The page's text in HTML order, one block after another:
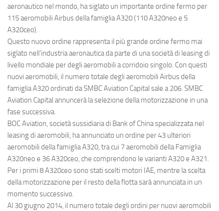
aeronautico nel mondo, ha siglato un importante ordine fermo per
115 aeromobili Airbus della famigliaA320(110A320neo e 5
A320ceo).
Questo nuovo ordine rappresenta il più grande ordine fermo mai
siglato nell’industria aeronautica da parte di una società di leasing di
livello mondiale per degli aeromobili a corridoio singolo. Con questi
nuovi aeromobili, il numero totale degli aeromobili Airbus della
famiglia A320 ordinati da SMBC Aviation Capital sale a 206. SMBC
Aviation Capital annuncerà la selezione della motorizzazione in una
fase successiva.
BOC Aviation, società sussidiaria di Bank of China specializzata nel
leasing di aeromobili, ha annunciato un ordine per 43 ulteriori
aeromobili della famiglia A320, tra cui 7 aeromobili della Famiglia
A320neo e 36 A320ceo, che comprendono le varianti A320e A321.
Per i primi 8 A320ceo sono stati scelti motori IAE, mentre la scelta
della motorizzazione per il resto della flotta sarà annunciata in un
momento successivo.
Al 30 giugno 2014, il numero totale degli ordini per nuovi aeromobili